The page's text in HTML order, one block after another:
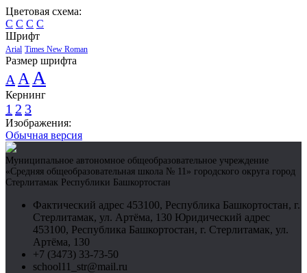
Цветовая схема:
C C C C
Шрифт
Arial Times New Roman
Размер шрифта
A A A
Кернинг
1 2 3
Изображения:
Обычная версия
Муниципальное автономное общеобразовательное учреждение
«Средняя общеобразовательная школа № 11» городского округа город
Стерлитамак Республики Башкортостан
Фактический адрес 453100, Республика Башкортостан, г.
Стерлитамак, ул. Артёма, 130 Юридический адрес
453100, Республика Башкортостан, г. Стерлитамак, ул.
Артёма, 130
+7 (3473) 33-73-50
school11_str@mail.ru